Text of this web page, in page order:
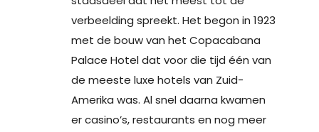
verbeelding spreekt. Het begon in 1923
met de bouw van het Copacabana
Palace Hotel dat voor die tijd één van
de meeste luxe hotels van Zuid-
Amerika was. Al snel daarna kwamen
er casino’s, restaurants en nog meer